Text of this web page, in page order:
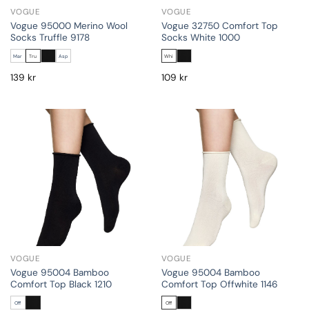
VOGUE
Vogue 95000 Merino Wool
Socks Truffle 9178
Mar Tru Asp
139 kr
VOGUE
Vogue 32750 Comfort Top
Socks White 1000
Whi
109 kr
VOGUE
Vogue 95004 Bamboo
Comfort Top Black 1210
Off
VOGUE
Vogue 95004 Bamboo
Comfort Top Offwhite 1146
Off